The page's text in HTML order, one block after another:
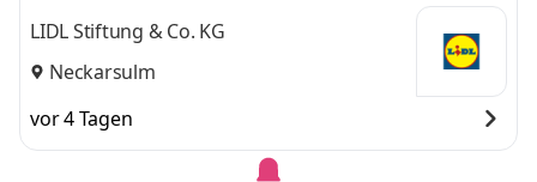
LIDL Stiftung & Co. KG
Neckarsulm
vor 4 Tagen